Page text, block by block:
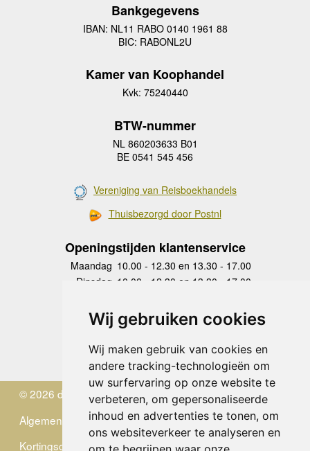
Wij gebruiken cookies
Wij maken gebruik van cookies en
andere tracking-technologieën om
uw surfervaring op onze website te
verbeteren, om gepersonaliseerde
inhoud en advertenties te tonen, om
ons websiteverkeer te analyseren en
Bankgegevens
IBAN: NL11 RABO 0140 1961 88
BIC: RABONL2U
Kamer van Koophandel
Kvk: 75240440
BTW-nummer
NL 860203633 B01
BE 0541 545 456
Vereniging van Reisboekhandels
Thuisbezorgd door Postnl
Openingstijden klantenservice
Maandag 10.00 - 12.30 en 13.30 - 17.00
Dinsdag 10.00 - 12.30 en 13.30 - 17.00
Donderdag
10.00 - 12.30 en 13.30 - 17.00
Vrijdag 10.00 - 12.30 en 13.30 - 17.00
Zaterdag
gesloten
Zondag gesloten
© 2026 de Zwerver
Algemene Voorwaarden
Kortingscode